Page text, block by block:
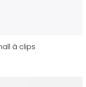
à clips